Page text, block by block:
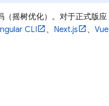
（摇树优化）。对于正式版应
CLI
、 Next.js 、 Vue